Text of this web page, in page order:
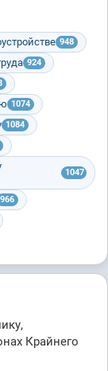
948
924
1074
1084
1047
966
Крайнего